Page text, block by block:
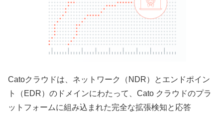
Catoクラウドは、ネットワーク（NDR）とエンドポイン
ト（EDR）のドメインにわたって、Cato クラウドのプラ
ットフォームに組み込まれた完全な拡張検知と応答